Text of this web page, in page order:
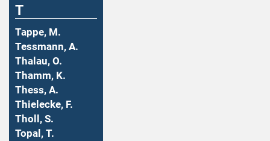
T
Tappe, M.
Tessmann, A.
Thalau, O.
Thamm, K.
Thess, A.
Thielecke, F.
Tholl, S.
Topal, T.